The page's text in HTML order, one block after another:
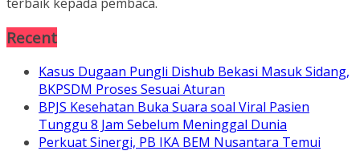
Recent
Kasus Dugaan Pungli Dishub Bekasi Masuk Sidang,
BKPSDM Proses Sesuai Aturan
BPJS Kesehatan Buka Suara soal Viral Pasien
Tunggu 8 Jam Sebelum Meninggal Dunia
Perkuat Sinergi, PB IKA BEM Nusantara Temui